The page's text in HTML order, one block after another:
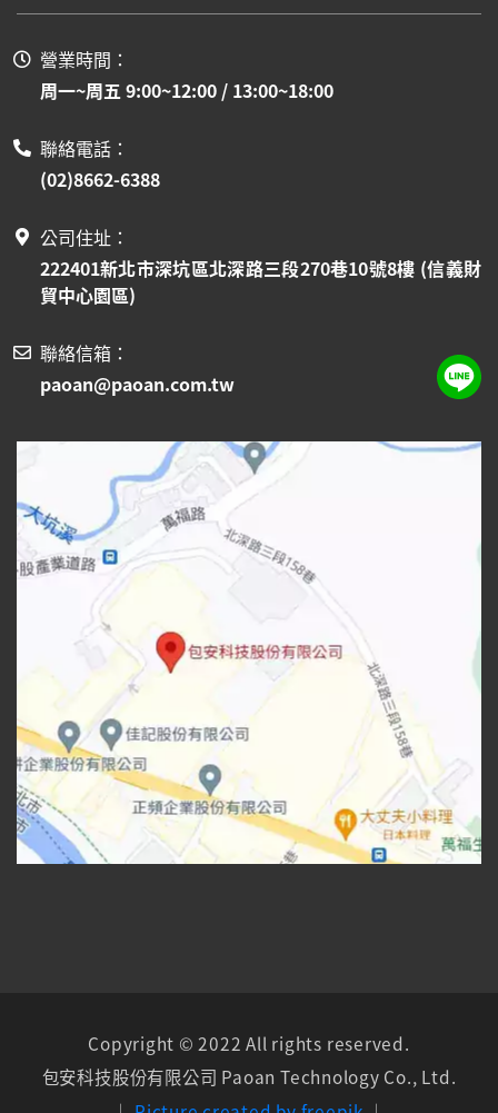
營業時間：
周一~周五 9:00~12:00 / 13:00~18:00
聯絡電話：
(02)8662-6388
公司住址：
222401新北市深坑區北深路三段270巷10號8樓 (信義財
貿中心園區)
聯絡信箱：
paoan@paoan.com.tw
Copyright © 2022 All rights reserved.
包安科技股份有限公司 Paoan Technology Co., Ltd.